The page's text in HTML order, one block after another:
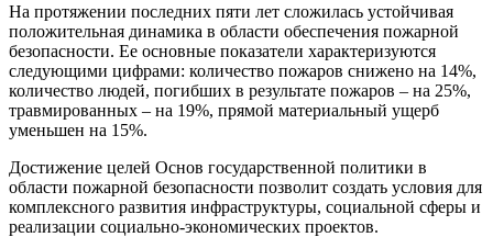
На протяжении последних пяти лет сложилась устойчивая
положительная динамика в области обеспечения пожарной
безопасности. Ее основные показатели характеризуются
следующими цифрами: количество пожаров снижено на 14%,
количество людей, погибших в результате пожаров – на 25%,
травмированных – на 19%, прямой материальный ущерб
уменьшен на 15%.
Достижение целей Основ государственной политики в
области пожарной безопасности позволит создать условия для
комплексного развития инфраструктуры, социальной сферы и
реализации социально-экономических проектов.